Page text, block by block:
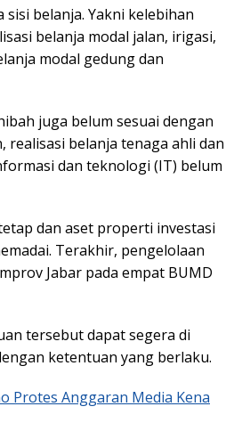
sisi belanja. Yakni kelebihan
belanja modal jalan, irigasi,
modal gedung dan
juga belum sesuai dengan
realisasi belanja tenaga ahli dan
dan teknologi (IT) belum
dan aset properti investasi
Terakhir, pengelolaan
Jabar pada empat BUMD
tersebut dapat segera di
ketentuan yang berlaku.
Protes Anggaran Media Kena